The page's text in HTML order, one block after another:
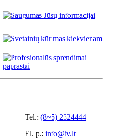
Tel.: (8~5) 2324444
El. p.: info@iv.lt